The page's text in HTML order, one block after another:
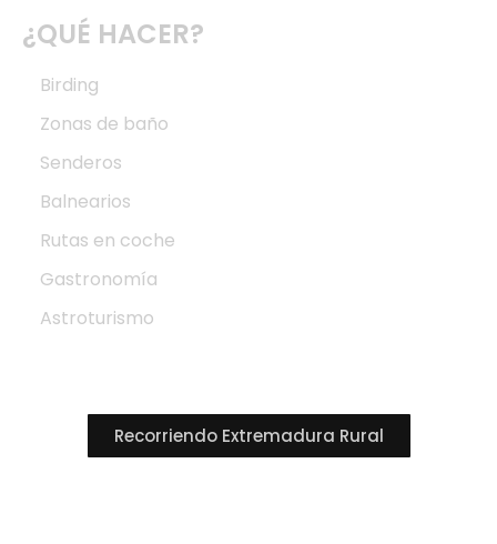
¿QUÉ HACER?
Birding
Zonas de baño
Senderos
Balnearios
Rutas en coche
Gastronomía
Astroturismo
Recorriendo Extremadura Rural